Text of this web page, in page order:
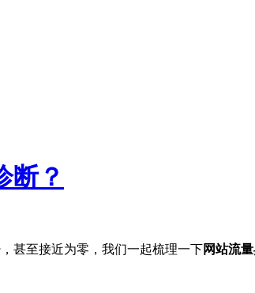
断？
甚至接近为零，我们一起梳理一下网站流